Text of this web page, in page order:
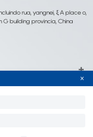
rua, yangnei, ξ A place o,
building província, China